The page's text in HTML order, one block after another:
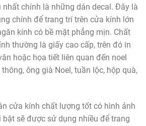
chính là những dán decal. Đây là
chính để trang trí trên cửa kính lớn
kính có bề mặt phẳng mịn. Chất
thường là giấy cao cấp, trên đó in
hoặc họa tiết liên quan đến noel
ông già Noel, tuần lộc, hộp quà,
cửa kính chất lượng tốt có hình ảnh
bật sẽ được sử dụng nhiều để trang